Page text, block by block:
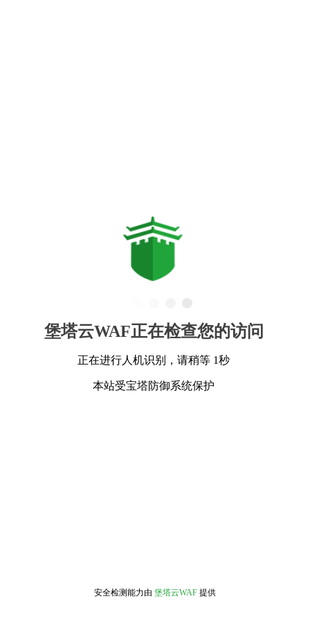
堡塔云WAF正在检查您的访问
正在进行人机识别，请稍等 1秒
本站受宝塔防御系统保护
安全检测能力由 堡塔云WAF 提供